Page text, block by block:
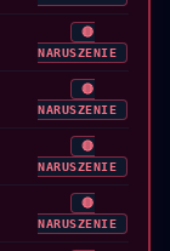
🔴
NARUSZENIE
🔴
NARUSZENIE
🔴
NARUSZENIE
🔴
NARUSZENIE